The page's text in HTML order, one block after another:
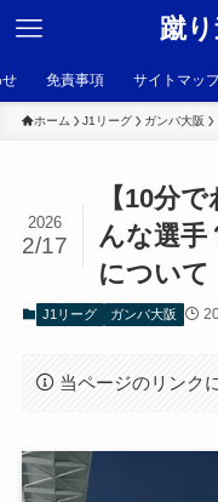
蹴
免責事項 サイトマッ
ホーム J1リーグ ガンバ大阪
【10分
んな選手
について
2026
2/17
J1リーグ ガンバ大阪
当ページのリンク